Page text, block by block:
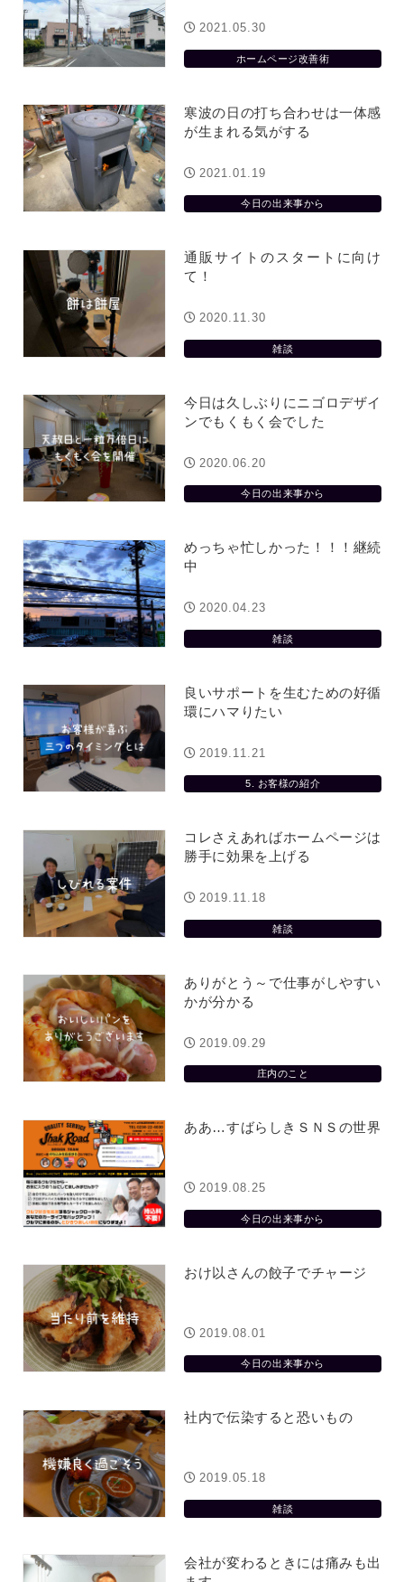
ホームページ改善術
2021.05.30
寒波の日の打ち合わせは一体感
が生まれる気がする
今日の出来事から
2021.01.19
通販サイトのスタートに向け
て！
雑談
2020.11.30
今日は久しぶりにニゴロデザイ
ンでもくもく会でした
今日の出来事から
2020.06.20
めっちゃ忙しかった！！！継続
中
雑談
2020.04.23
良いサポートを生むための好循
環にハマりたい
5. お客様の紹介
2019.11.21
コレさえあればホームページは
勝手に効果を上げる
雑談
2019.11.18
ありがとう～で仕事がしやすい
かが分かる
庄内のこと
2019.09.29
ああ…すばらしきＳＮＳの世界
今日の出来事から
2019.08.25
おけ以さんの餃子でチャージ
今日の出来事から
2019.08.01
社内で伝染すると恐いもの
雑談
2019.05.18
会社が変わるときには痛みも出